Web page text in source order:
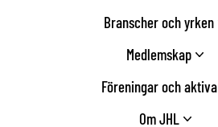
Branscher och yrken
Medlemskap
Föreningar och aktiva
Om JHL